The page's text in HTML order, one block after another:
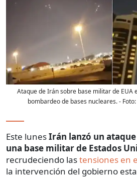
Ataque de Irán sobre base militar de EUA
bombardeo de bases nucleares.- Foto:
Este lunesIrán lanzó un
una base militar de Estados
recrudeciendo lastensiones en
la intervención del gobierno